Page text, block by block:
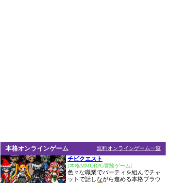
無料オンラインゲーム一覧
本格オンラインゲーム
チビクエスト
[本格MMORPG冒険ゲーム]
色々な職業でパーティを組んでチャ
ットで話しながら進める本格ブラウ